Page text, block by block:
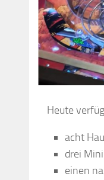
Heute
acht
drei
einen